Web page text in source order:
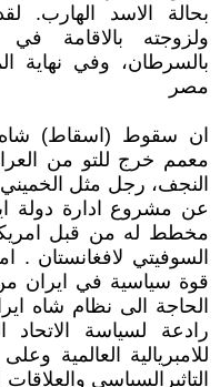
بحالة الاسد الهارب.
ولزوجته بالاقامة
بالسرطان، وفي
مصر
ان سقوط (اسقاط) شاه
النجف، رجل مثل
عن مشروع ادارة دولة
مخطط له من قبل امريكا
السوفيتي لافغانستان
قوة سياسية في ايران
الحاجة الى نظام شاه
رادعة لسياسة الاتحاد
للامبريالية العالمية
التاثيرالسياسي